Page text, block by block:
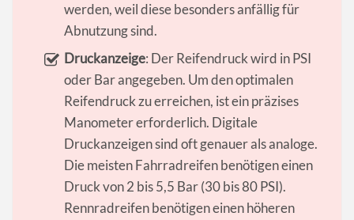
werden, weil diese besonders anfällig für
Abnutzung sind.
Druckanzeige: Der Reifendruck wird in PSI
oder Bar angegeben. Um den optimalen
Reifendruck zu erreichen, ist ein präzises
Manometer erforderlich. Digitale
Druckanzeigen sind oft genauer als analoge.
Die meisten Fahrradreifen benötigen einen
Druck von 2 bis 5,5 Bar (30 bis 80 PSI).
Rennradreifen benötigen einen höheren